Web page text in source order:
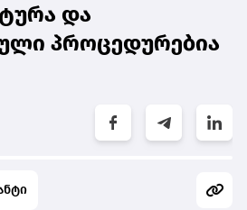
და
პროცედურებია